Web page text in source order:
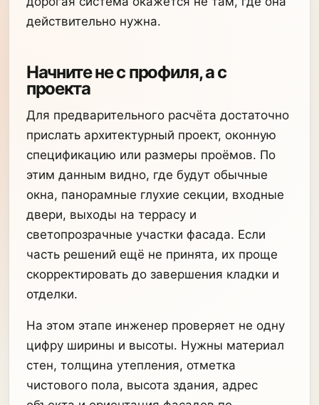
действительно нужна.
Начните не с профиля, а с
проекта
Для предварительного расчёта достаточно
прислать архитектурный проект, оконную
спецификацию или размеры проёмов. По
этим данным видно, где будут обычные
окна, панорамные глухие секции, входные
двери, выходы на террасу и
светопрозрачные участки фасада. Если
часть решений ещё не принята, их проще
скорректировать до завершения кладки и
отделки.
На этом этапе инженер проверяет не одну
цифру ширины и высоты. Нужны материал
стен, толщина утепления, отметка
чистового пола, высота здания, адрес